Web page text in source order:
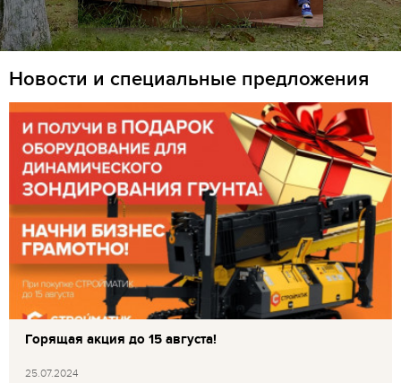
Новости и специальные предложения
Горящая акция до 15 августа!
25.07.2024